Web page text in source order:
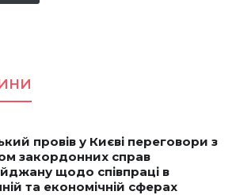
провів у Києві переговори з
закордонних справ
щодо співпраці в
та економічній сферах